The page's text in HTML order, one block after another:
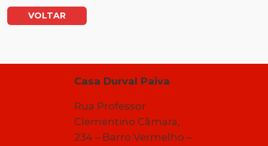
VOLTAR
Casa Durval Paiva
Rua Professor
Clementino Câmara,
234 – Barro Vermelho –